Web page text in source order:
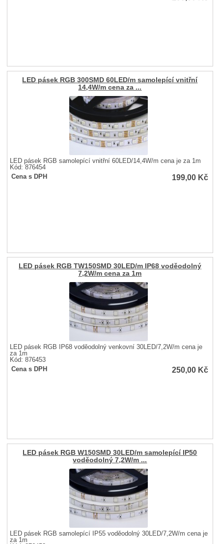
LED pásek RGB 300SMD 60LED/m samolepící vnitřní
14,4W/m cena za ...
LED pásek RGB samolepící vnitřní 60LED/14,4W/m cena je za 1m
Kód: 876454
Cena s DPH
199,00 Kč
LED pásek RGB TW150SMD 30LED/m IP68 voděodolný
7,2W/m cena za 1m
LED pásek RGB IP68 voděodolný venkovní 30LED/7,2W/m cena je
za 1m
Kód: 876453
Cena s DPH
250,00 Kč
LED pásek RGB W150SMD 30LED/m samolepící IP50
voděodolný 7,2W/m ...
LED pásek RGB samolepící IP55 voděodolný 30LED/7,2W/m cena je
za 1m